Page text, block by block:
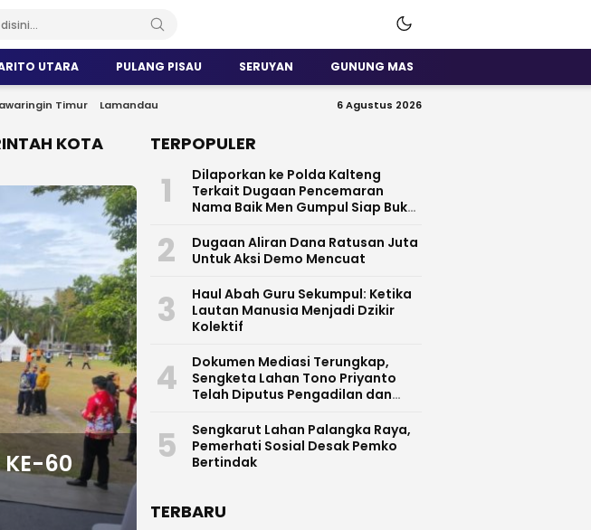
UTARA PULANG PISAU SERUYAN GUNUNG MAS
Timur Lamandau 6 Agustus 2026
KOTA
KE-60
TERPOPULER
1
Dilaporkan ke Polda Kalteng
Terkait Dugaan Pencemaran
Nama Baik Men Gumpul Siap Buka
2
Dugaan Aliran Dana Ratusan Juta
Untuk Aksi Demo Mencuat
3
Haul Abah Guru Sekumpul: Ketika
Lautan Manusia Menjadi Dzikir
Kolektif
4
​Dokumen Mediasi Terungkap,
Sengketa Lahan Tono Priyanto
Telah Diputus Pengadilan dan
5
Sengkarut Lahan Palangka Raya,
Pemerhati Sosial Desak Pemko
Bertindak
TERBARU